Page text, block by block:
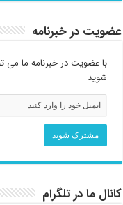
عضویت در خبرنامه
با عضویت در خبرنامه ما می
شوید
کانال ما در تلگرام